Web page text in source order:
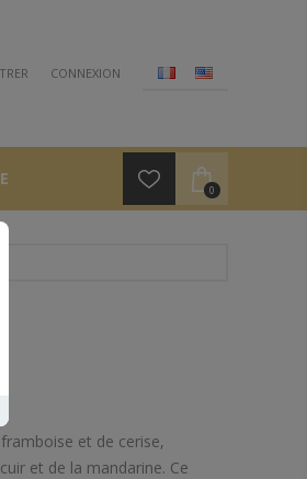
CONNEXION
0
et de cerise,
et de la mandarine. Ce